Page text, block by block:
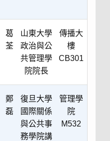
葛
荃
山東大學
政治與公
共管理學
院院長
傳播大
樓
CB301
鄭
磊
復旦大學
國際關係
與公共事
務學院講
管理學
院
M532